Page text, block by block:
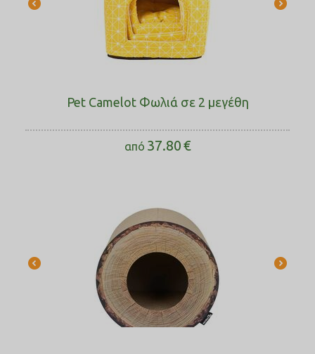
Pet Camelot Φωλιά σε 2 μεγέθη
από 37.80€